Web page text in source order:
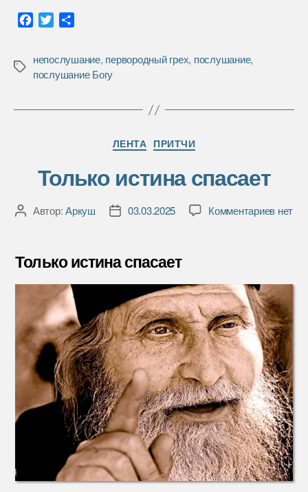
e
b
o
t
t
r
р
а
и
Метки
непослушание, первородный грех, послушание,
послушание Богу
Рубрики
ЛЕНТА ПРИТЧИ
Только истина спасает
АвторАвтор:Аркуш
Дата03.03.2025 Комментариевкнет
Только истина спасает